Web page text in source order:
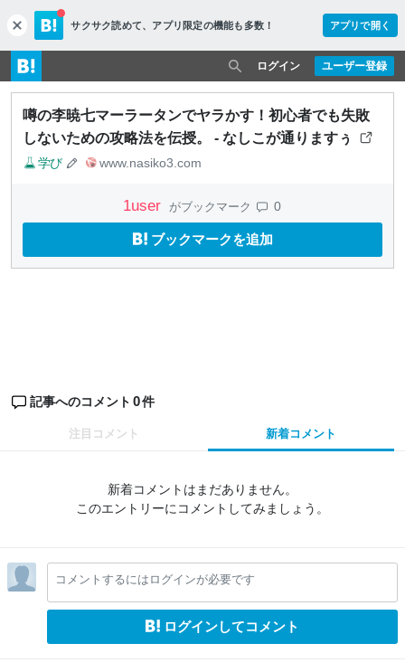
c
l
o
s
e
サクサク読めて、 アプリ限定の機能も多数！ アプリで開く
ユーザー登録
ログイン
噂の李暁七マーラータンでヤラかす！初心者でも失敗
しないための攻略法を伝授。 - なしこが通りますぅ
学び www.nasiko3.com
1user がブックマーク 0
ブックマークを追加
記事へのコメント 0件
注目コメント 新着コメント
新着コメントはまだありません。
このエントリーにコメントしてみましょう。
コメントするにはログインが必要です
ログインしてコメント